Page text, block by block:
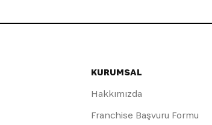
KURUMSAL
Hakkımızda
Franchise Başvuru Formu